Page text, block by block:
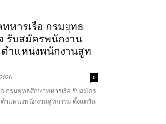
หารเรือ กรมยุทธ
รับสมัครพนักงาน
ตำแหน่งพนักงานสูท
0
กรมยุทธศึกษาทหารเรือ รับสมัคร
ำแหน่งพนักงานสูทกรรม ตั้งแต่วัน